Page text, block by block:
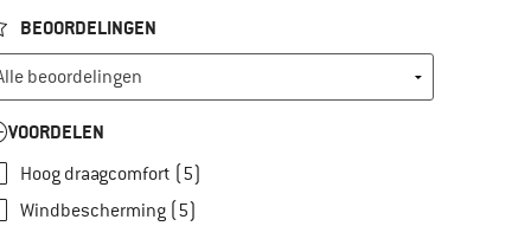
BEOORDELINGEN
VOORDELEN
Hoog draagcomfort (5)
Windbescherming (5)